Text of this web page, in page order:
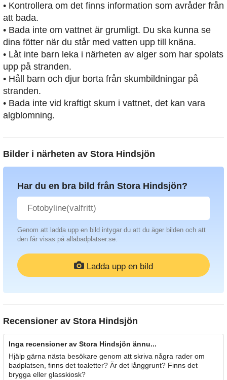
• Kontrollera om det finns information som avråder från
att bada.
• Bada inte om vattnet är grumligt. Du ska kunna se
dina fötter när du står med vatten upp till knäna.
• Låt inte barn leka i närheten av alger som har spolats
upp på stranden.
• Håll barn och djur borta från skumbildningar på
stranden.
• Bada inte vid kraftigt skum i vattnet, det kan vara
algblomning.
Bilder i närheten av Stora Hindsjön
Har du en bra bild från Stora Hindsjön?
Genom att ladda upp en bild intygar du att du äger bilden och att
den får visas på allabadplatser.se.
Ladda upp en bild
Recensioner av Stora Hindsjön
Inga recensioner av Stora Hindsjön ännu...
Hjälp gärna nästa besökare genom att skriva några rader om
badplatsen, finns det toaletter? Är det långgrunt? Finns det
brygga eller glasskiosk?